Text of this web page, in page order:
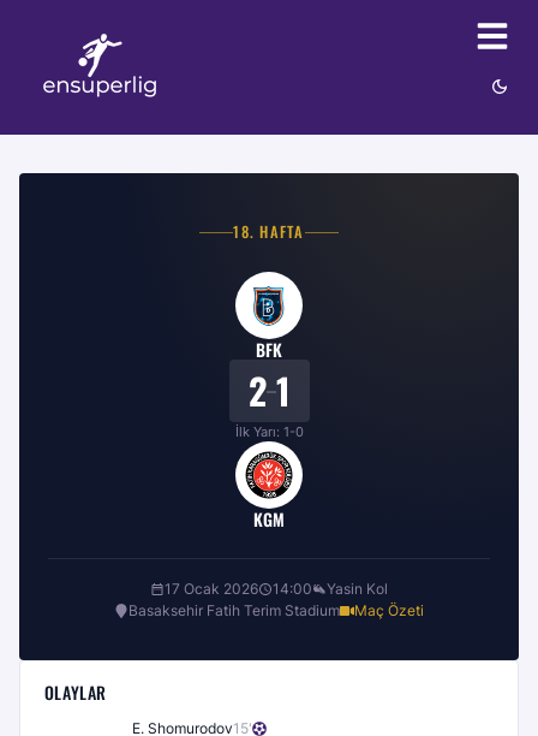
18. HAFTA
BFK
2–1
İlk Yarı: 1-0
KGM
17 Ocak 2026 14:00
Yasin Kol
Basaksehir Fatih Terim Stadium
Maç Özeti
OLAYLAR
E. Shomurodov15'